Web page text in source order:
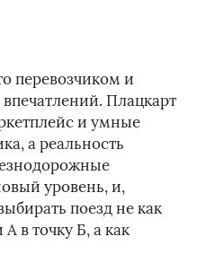
перевозчиком и
Плацкарт
и умные
а реальность
уровень, и,
поезд не как
в точку Б, а как